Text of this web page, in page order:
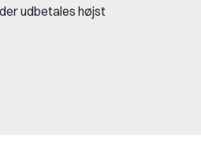
udbetales højst